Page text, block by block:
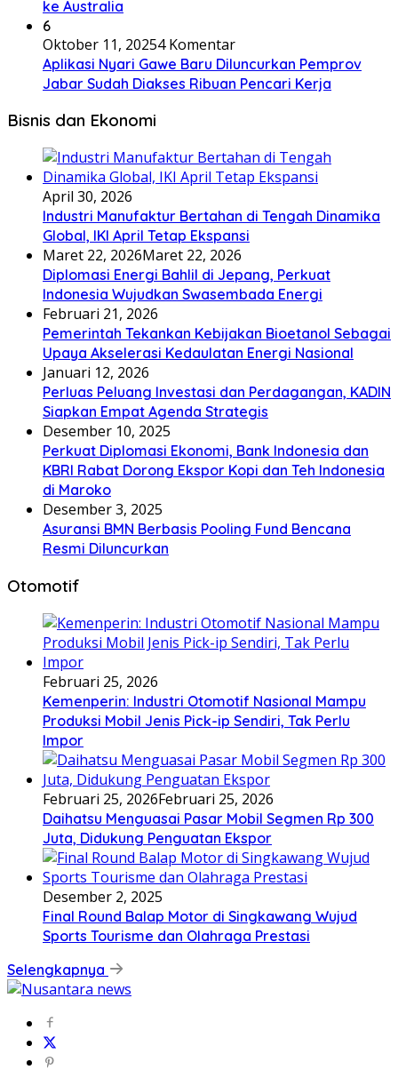
ke Australia
6
Oktober 11, 20254 Komentar
Aplikasi Nyari Gawe Baru Diluncurkan Pemprov
Jabar Sudah Diakses Ribuan Pencari Kerja
Bisnis dan Ekonomi
April 30, 2026
Industri Manufaktur Bertahan di Tengah Dinamika
Global, IKI April Tetap Ekspansi
Maret 22, 2026Maret 22, 2026
Diplomasi Energi Bahlil di Jepang, Perkuat
Indonesia Wujudkan Swasembada Energi
Februari 21, 2026
Pemerintah Tekankan Kebijakan Bioetanol Sebagai
Upaya Akselerasi Kedaulatan Energi Nasional
Januari 12, 2026
Perluas Peluang Investasi dan Perdagangan, KADIN
Siapkan Empat Agenda Strategis
Desember 10, 2025
Perkuat Diplomasi Ekonomi, Bank Indonesia dan
KBRI Rabat Dorong Ekspor Kopi dan Teh Indonesia
di Maroko
Desember 3, 2025
Asuransi BMN Berbasis Pooling Fund Bencana
Resmi Diluncurkan
Otomotif
Februari 25, 2026
Kemenperin: Industri Otomotif Nasional Mampu
Produksi Mobil Jenis Pick-ip Sendiri, Tak Perlu
Impor
Februari 25, 2026Februari 25, 2026
Daihatsu Menguasai Pasar Mobil Segmen Rp 300
Juta, Didukung Penguatan Ekspor
Desember 2, 2025
Final Round Balap Motor di Singkawang Wujud
Sports Tourisme dan Olahraga Prestasi
Selengkapnya